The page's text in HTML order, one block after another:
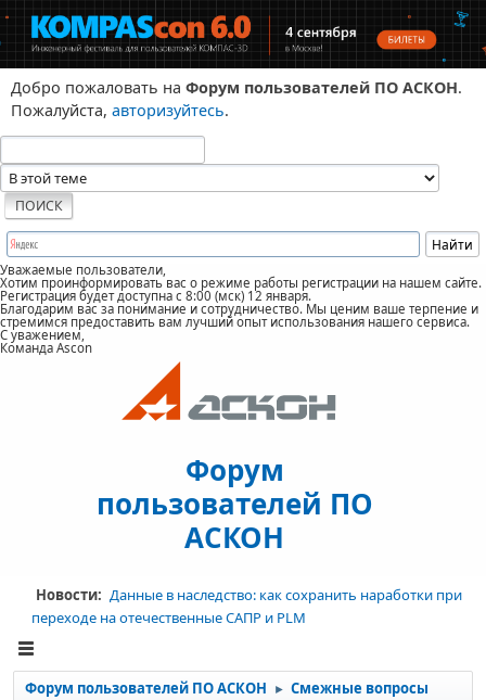
Добро пожаловать на Форум пользователей ПО АСКОН.
Пожалуйста, авторизуйтесь.
Уважаемые пользователи,
Хотим проинформировать вас о режиме работы регистрации на нашем сайте.
Регистрация будет доступна с 8:00 (мск) 12 января.
Благодарим вас за понимание и сотрудничество. Мы ценим ваше терпение и
стремимся предоставить вам лучший опыт использования нашего сервиса.
С уважением,
Команда Ascon
Форум
пользователей ПО
АСКОН
Новости: Данные в наследство: как сохранить наработки при
переходе на отечественные САПР и PLM
Форум пользователей ПО АСКОН ► Смежные вопросы